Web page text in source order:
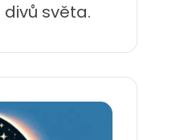
světa.